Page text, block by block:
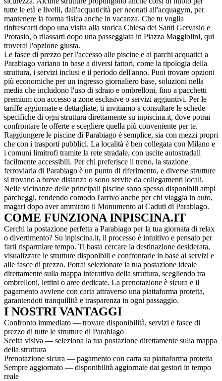
tutte le età e livelli, dall'acquaticità per neonati all'acquagym, per
mantenere la forma fisica anche in vacanza. Che tu voglia
rinfrescarti dopo una visita alla storica Chiesa dei Santi Gervasio e
Protasio, o rilassarti dopo una passeggiata in Piazza Maggiolini, qui
troverai l'opzione giusta.
Le fasce di prezzo per l'accesso alle piscine e ai parchi acquatici a
Parabiago variano in base a diversi fattori, come la tipologia della
struttura, i servizi inclusi e il periodo dell'anno. Puoi trovare opzioni
più economiche per un ingresso giornaliero base, soluzioni nella
media che includono l'uso di sdraio e ombrelloni, fino a pacchetti
premium con accesso a zone esclusive o servizi aggiuntivi. Per le
tariffe aggiornate e dettagliate, ti invitiamo a consultare le schede
specifiche di ogni struttura direttamente su inpiscina.it, dove potrai
confrontare le offerte e scegliere quella più conveniente per te.
Raggiungere le piscine di Parabiago è semplice, sia con mezzi propri
che con i trasporti pubblici. La località è ben collegata con Milano e
i comuni limitrofi tramite la rete stradale, con uscite autostradali
facilmente accessibili. Per chi preferisce il treno, la stazione
ferroviaria di Parabiago è un punto di riferimento, e diverse strutture
si trovano a breve distanza o sono servite da collegamenti locali.
Nelle vicinanze delle principali piscine sono spesso disponibili ampi
parcheggi, rendendo comodo l'arrivo anche per chi viaggia in auto,
magari dopo aver ammirato il Monumento ai Caduti di Parabiago.
COME FUNZIONA INPISCINA.IT
Cerchi la postazione perfetta a Parabiago per la tua giornata di relax
o divertimento? Su inpiscina.it, il processo è intuitivo e pensato per
farti risparmiare tempo. Ti basta cercare la destinazione desiderata,
visualizzare le strutture disponibili e confrontarle in base ai servizi e
alle fasce di prezzo. Potrai selezionare la tua postazione ideale
direttamente sulla mappa interattiva della struttura, scegliendo tra
ombrelloni, lettini o aree dedicate. La prenotazione è sicura e il
pagamento avviene con carta attraverso una piattaforma protetta,
garantendoti tranquillità e trasparenza in ogni passaggio.
I NOSTRI VANTAGGI
Confronto immediato — trovare disponibilità, servizi e fasce di
prezzo di tutte le strutture di Parabiago
Scelta visiva — seleziona la tua postazione direttamente sulla mappa
della struttura
Prenotazione sicura — pagamento con carta su piattaforma protetta
Sempre aggiornato — disponibilità aggiornate dai gestori in tempo
reale